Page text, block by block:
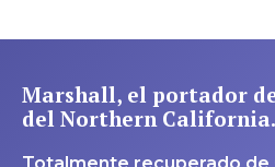
Marshall, el portador
del Northern California.